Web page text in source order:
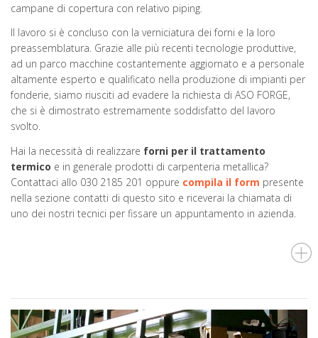
campane di copertura con relativo piping.
Il lavoro si è concluso con la verniciatura dei forni e la loro
preassemblatura. Grazie alle più recenti tecnologie produttive,
ad un parco macchine costantemente aggiornato e a personale
altamente esperto e qualificato nella produzione di impianti per
fonderie, siamo riusciti ad evadere la richiesta di ASO FORGE,
che si è dimostrato estremamente soddisfatto del lavoro
svolto.
Hai la necessità di realizzare forni per il trattamento
termico e in generale prodotti di carpenteria metallica?
Contattaci allo 030 2185 201 oppure compila il form presente
nella sezione contatti di questo sito e riceverai la chiamata di
uno dei nostri tecnici per fissare un appuntamento in azienda.